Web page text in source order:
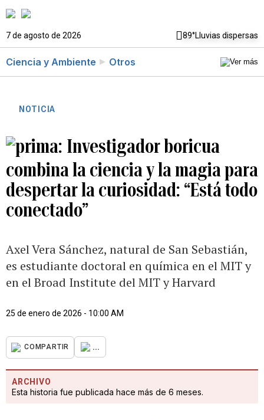
7 de agosto de 2026 89°Lluvias dispersas
Ciencia y Ambiente Otros
NOTICIA
Investigador boricua
combina la ciencia y la magia para
despertar la curiosidad: “Está todo
conectado”
Axel Vera Sánchez, natural de San Sebastián,
es estudiante doctoral en química en el MIT y
en el Broad Institute del MIT y Harvard
25 de enero de 2026 - 10:00 AM
COMPARTIR ...
ARCHIVO
Esta historia fue publicada hace más de 6 meses.